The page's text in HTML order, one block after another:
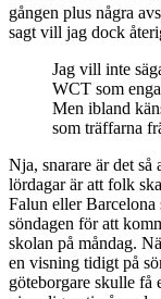
gången plus några
sagt vill jag dock
Jag vill inte
WCT som
Men ibland
som träffarna
Nja, snarare är det
lördagar är att folk
Falun eller
söndagen för att
skolan på måndag.
en visning tidigt på
göteborgare skulle få